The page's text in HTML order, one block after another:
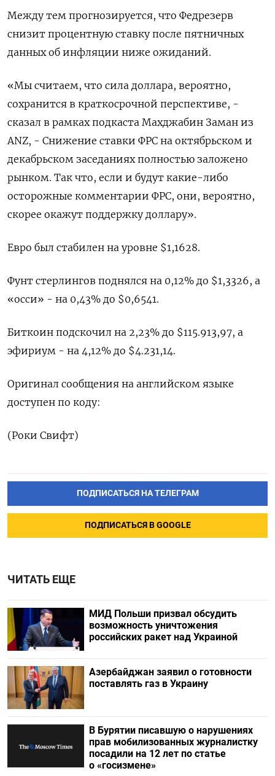
Между тем прогнозируется, что Федрезерв
снизит процентную ставку после пятничных
данных об инфляции ниже ожиданий.
«Мы считаем, что сила доллара, вероятно,
сохранится в краткосрочной перспективе, -
сказал в рамках подкаста Махджабин Заман из
ANZ, - Снижение ставки ФРС на октябрьском и
декабрьском заседаниях полностью заложено
рынком. Так что, если и будут какие-либо
осторожные комментарии ФРС, они, вероятно,
скорее окажут поддержку доллару».
Евро был стабилен на уровне $1,1628​.
Фунт стерлингов поднялся на 0,12% до $1,3326​, а
«осси» - на 0,43% до $0,6541​.
Биткоин подскочил на 2,23% до $115.913,97, а
эфириум - на 4,12% до $4.231,14.
Оригинал сообщения на английском языке
доступен по коду:
(Роки Свифт)
ПОДПИСАТЬСЯ НА ТЕЛЕГРАМ
ПОДПИСАТЬСЯ В GOOGLE
ЧИТАТЬ ЕЩЕ
МИД Польши призвал обсудить
возможность уничтожения
российских ракет над Украиной
Азербайджан заявил о готовности
поставлять газ в Украину
В Бурятии писавшую о нарушениях
прав мобилизованных журналистку
посадили на 12 лет по статье
о «госизмене»